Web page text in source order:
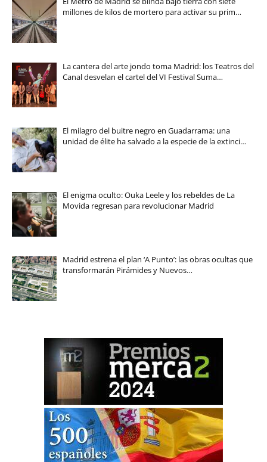
millones de kilos de mortero para activar su prim…
La cantera del arte jondo toma Madrid: los Teatros del
Canal desvelan el cartel del VI Festival Suma…
El milagro del buitre negro en Guadarrama: una
unidad de élite ha salvado a la especie de la extinci…
El enigma oculto: Ouka Leele y los rebeldes de La
Movida regresan para revolucionar Madrid
Madrid estrena el plan ‘A Punto’: las obras ocultas que
transformarán Pirámides y Nuevos…